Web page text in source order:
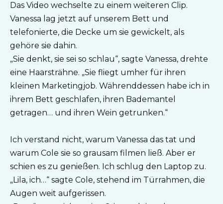
Das Video wechselte zu einem weiteren Clip.
Vanessa lag jetzt auf unserem Bett und
telefonierte, die Decke um sie gewickelt, als
gehöre sie dahin.
„Sie denkt, sie sei so schlau“, sagte Vanessa, drehte
eine Haarsträhne. „Sie fliegt umher für ihren
kleinen Marketingjob. Währenddessen habe ich in
ihrem Bett geschlafen, ihren Bademantel
getragen… und ihren Wein getrunken.“
Ich verstand nicht, warum Vanessa das tat und
warum Cole sie so grausam filmen ließ. Aber er
schien es zu genießen. Ich schlug den Laptop zu.
„Lila, ich…“ sagte Cole, stehend im Türrahmen, die
Augen weit aufgerissen.